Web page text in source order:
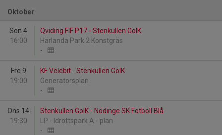
Oktober
Sön 4
16:00
Qviding FIF P17 - Stenkullen GoIK
Härlanda Park 2 Konstgräs
-
Fre 9
19:00
KF Velebit - Stenkullen GoIK
Generatorsplan
-
Ons 14
19:30
Stenkullen GoIK - Nödinge SK Fotboll Blå
LP - Idrottspark A - plan
-